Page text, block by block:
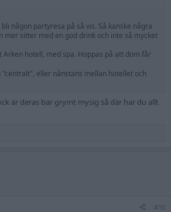
någon partyresa på så vis. Så kanske några
mer sitter med en god drink och inte så mycket
Arken hotell, med spa. Hoppas på att dom får
"centralt", eller nånstans mellan hotellet och
är deras bar grymt mysig så där har du allt
#10